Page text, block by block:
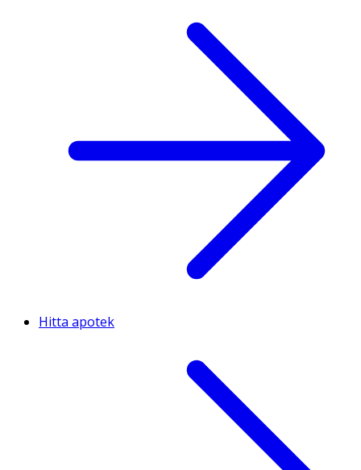
Hitta apotek